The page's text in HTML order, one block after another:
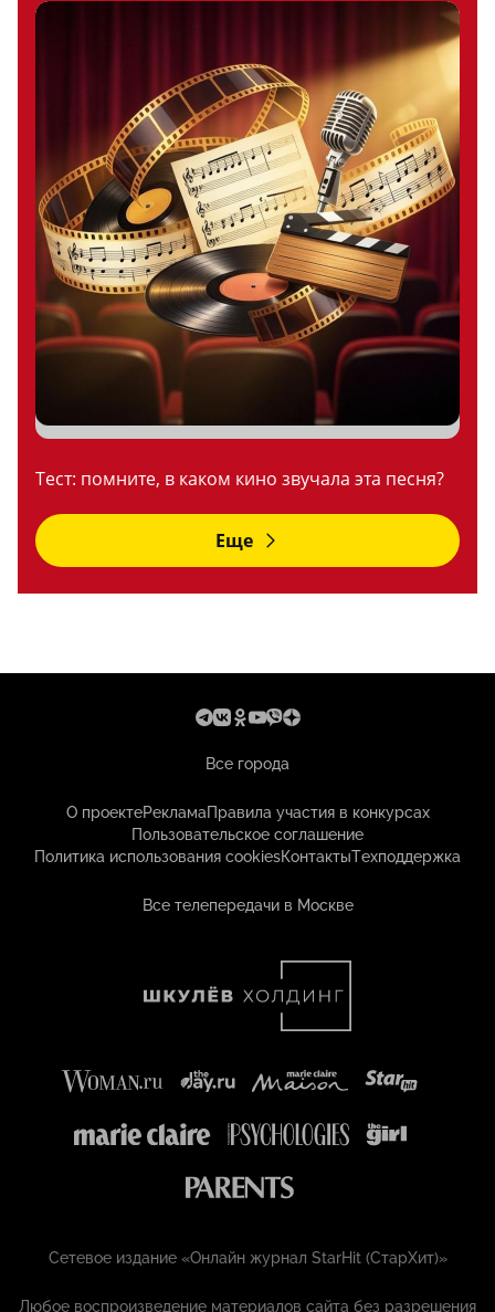
Тест: помните, в каком кино звучала эта песня?
Еще
Все города
О проектеРекламаПравила участия в конкурсах
Пользовательское соглашение
Политика использования cookiesКонтактыТехподдержка
Все телепередачи в Москве
Сетевое издание «Онлайн журнал StarHit (СтарХит)»
Любое воспроизведение материалов сайта без разрешения